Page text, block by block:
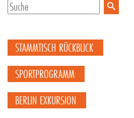
STAMMTISCH RÜCKBLICK
SPORTPROGRAMM
BERLIN EXKURSION